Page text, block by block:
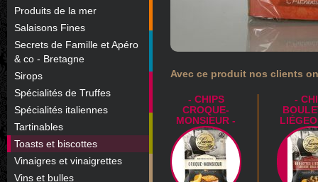
Produits de la mer
Salaisons Fines
Secrets de Famille et Apéro
& co - Bretagne
Sirops
Spécialités de Truffes
Spécialités italiennes
Tartinables
Toasts et biscottes
Vinaigres et vinaigrettes
Vins et bulles
Avec ce produit nos clients
- CHIPS
CROQUE-
MONSIEUR -
-